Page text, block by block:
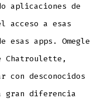
aplicaciones de
acceso a esas
apps. Omegle
Chatroulette,
con desconocidos
gran diferencia